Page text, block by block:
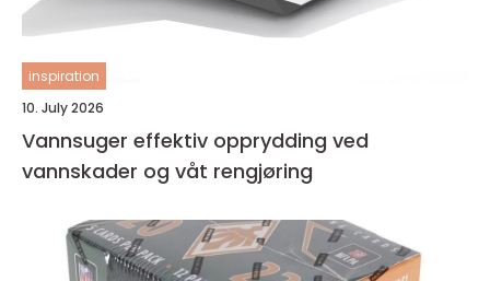
inspiration
10. July 2026
Vannsuger effektiv opprydding ved
vannskader og våt rengjøring